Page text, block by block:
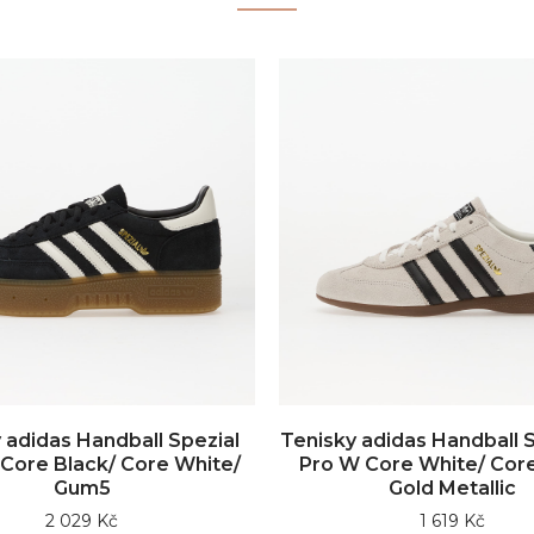
Handball Spezial
Black/ Core White/
Gum5
2 029 Kč
Tenisky adidas Handball
Pro W Core White/
Gold Metallic
1 619 Kč